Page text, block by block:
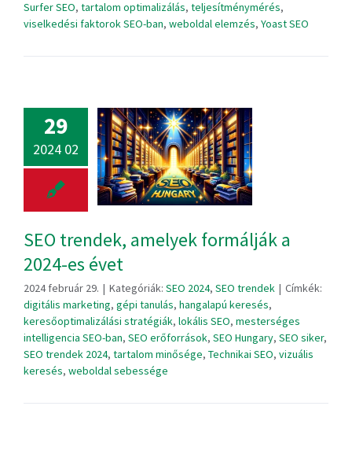
Surfer SEO, tartalom optimalizálás, teljesítménymérés,
viselkedési faktorok SEO-ban, weboldal elemzés, Yoast SEO
29
2024 02
SEO trendek, amelyek formálják a
2024-es évet
2024 február 29. | Kategóriák: SEO 2024, SEO trendek | Címkék:
digitális marketing, gépi tanulás, hangalapú keresés,
keresőoptimalizálási stratégiák, lokális SEO, mesterséges
intelligencia SEO-ban, SEO erőforrások, SEO Hungary, SEO siker,
SEO trendek 2024, tartalom minősége, Technikai SEO, vizuális
keresés, weboldal sebessége